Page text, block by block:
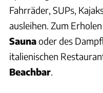
Fahrräder, SUPs,
ausleihen. Zum
Saunaoder des
italienischen
Beachbar.